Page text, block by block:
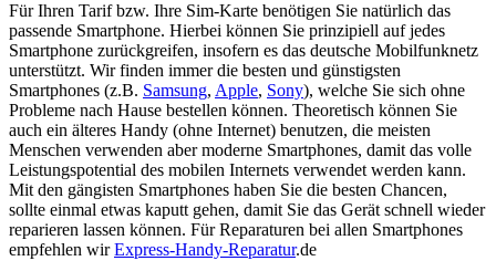
Für Ihren Tarif bzw. Ihre Sim-Karte benötigen Sie natürlich das
passende Smartphone. Hierbei können Sie prinzipiell auf jedes
Smartphone zurückgreifen, insofern es das deutsche Mobilfunknetz
unterstützt. Wir finden immer die besten und günstigsten
Smartphones (z.B. Samsung, Apple, Sony), welche Sie sich ohne
Probleme nach Hause bestellen können. Theoretisch können Sie
auch ein älteres Handy (ohne Internet) benutzen, die meisten
Menschen verwenden aber moderne Smartphones, damit das volle
Leistungspotential des mobilen Internets verwendet werden kann.
Mit den gängisten Smartphones haben Sie die besten Chancen,
sollte einmal etwas kaputt gehen, damit Sie das Gerät schnell wieder
reparieren lassen können. Für Reparaturen bei allen Smartphones
empfehlen wirExpress-Handy-Reparatur.de